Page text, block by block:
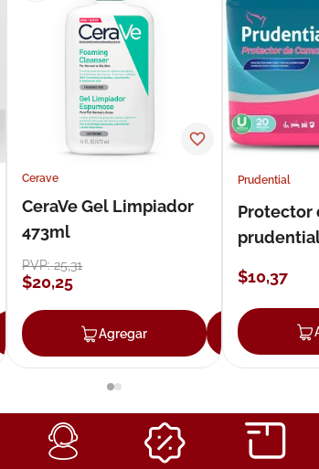
Agregar
Cerave
CeraVe Gel Limpiador
473ml
PVP:25,31
$20,25
Agregar
Prudential
Protector
$10,37